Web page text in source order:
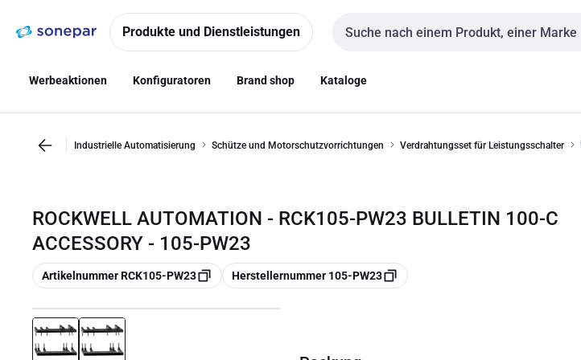
NavigationInhalt
Produkte und Dienstleistungen
Sucheingabe
Werbeaktionen Konfiguratoren Brand shop Kataloge
Industrielle Automatisierung Schütze und Motorschutzvorrichtungen Verdrahtungsset für Leistungsschalter
ROCKWELL AUTOMATION - RCK105-PW23 BULLETIN 100-C
ACCESSORY - 105-PW23
Kopieren
Artikelnummer RCK105-PW23 Kopieren
Herstellernummer 105-PW23